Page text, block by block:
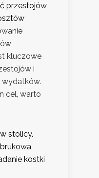
przestojów
kluczowe
i
cel, warto
stolicy.
kostki